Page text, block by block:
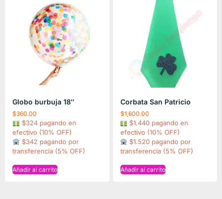
Globo burbuja 18″
$360.00
$324 pagando en
efectivo (10% OFF)
$342 pagando por
transferencia (5% OFF)
Añadir al carrito
Corbata San Patricio
$1,600.00
$1.440 pagando en
efectivo (10% OFF)
$1.520 pagando por
transferencia (5% OFF)
Añadir al carrito